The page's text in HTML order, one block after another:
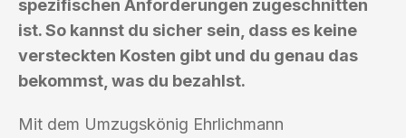
spezifischen Anforderungen zugeschnitten
ist. So kannst du sicher sein, dass es keine
versteckten Kosten gibt und du genau das
bekommst, was du bezahlst.
Mit dem Umzugskönig Ehrlichmann